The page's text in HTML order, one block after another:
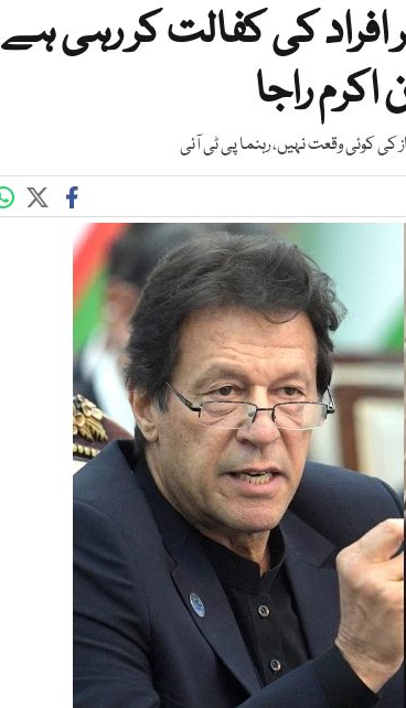
کی کفالت کر رہی ہے
راجا
کی کوئی وقعت نہیں، رہنما پی ٹی آئی